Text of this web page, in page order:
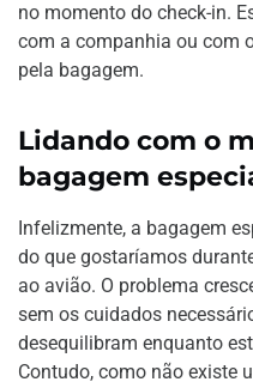
no momento do check-in.
com a companhia ou com
pela bagagem.
Lidando com o
bagagem
Infelizmente, a bagagem
do que gostaríamos
ao avião. O problema
sem os cuidados
desequilibram enquanto
Contudo, como não existe